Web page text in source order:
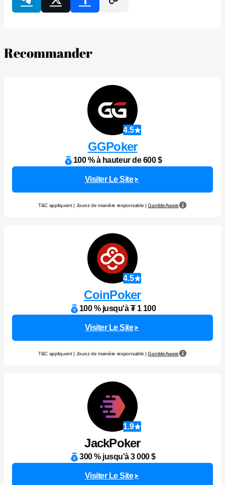
Recommander
4.5
GGPoker
100 % à hauteur de 600 $
Visiter Le Site
T&C appliquent | Jouez de manière responsable |GambleAware
4.5
CoinPoker
100 % jusqu'à ₮ 1 100
Visiter Le Site
T&C appliquent | Jouez de manière responsable |GambleAware
1.9
JackPoker
300 % jusqu'à 3 000 $
Visiter Le Site